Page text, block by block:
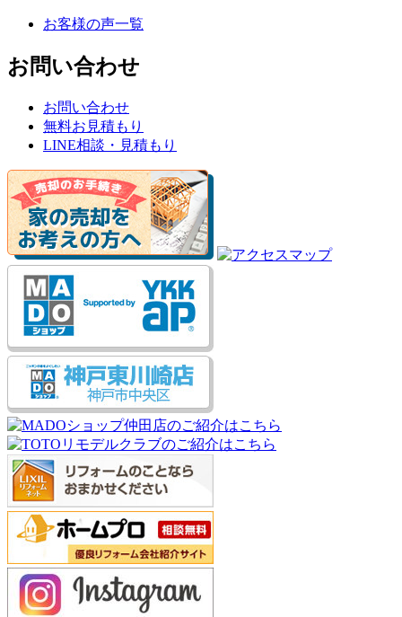
お客様の声一覧
お問い合わせ
お問い合わせ
無料お見積もり
LINE相談・見積もり